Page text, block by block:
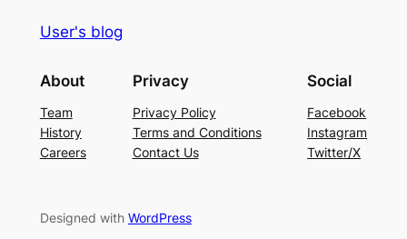
User's blog
About
Team
History
Careers
Privacy
Privacy Policy
Terms and Conditions
Contact Us
Social
Facebook
Instagram
Twitter/X
Designed with WordPress